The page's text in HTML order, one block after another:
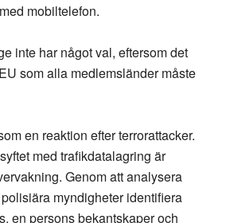
mobiltelefon.
inte har något val, eftersom det
som alla medlemsländer måste
en reaktion efter terrorattacker.
med trafikdatalagring är
Genom att analysera
myndigheter identifiera
en persons bekantskaper och